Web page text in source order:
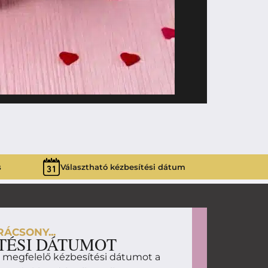
Választható kézbesítési dátum
DÁTUMOT
megfelelő kézbesítési dátumot a